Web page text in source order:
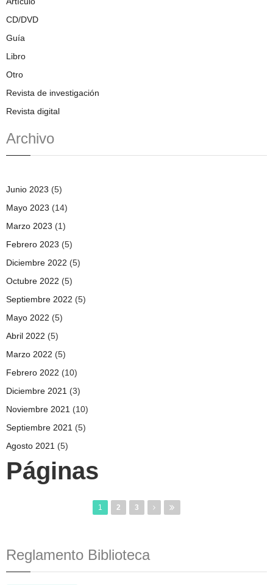
CD/DVD
Guía
Libro
Otro
Revista de investigación
Revista digital
Archivo
Junio 2023 (5)
Mayo 2023 (14)
Marzo 2023 (1)
Febrero 2023 (5)
Diciembre 2022 (5)
Octubre 2022 (5)
Septiembre 2022 (5)
Mayo 2022 (5)
Abril 2022 (5)
Marzo 2022 (5)
Febrero 2022 (10)
Diciembre 2021 (3)
Noviembre 2021 (10)
Septiembre 2021 (5)
Agosto 2021 (5)
Páginas
1 2 3
Reglamento Biblioteca